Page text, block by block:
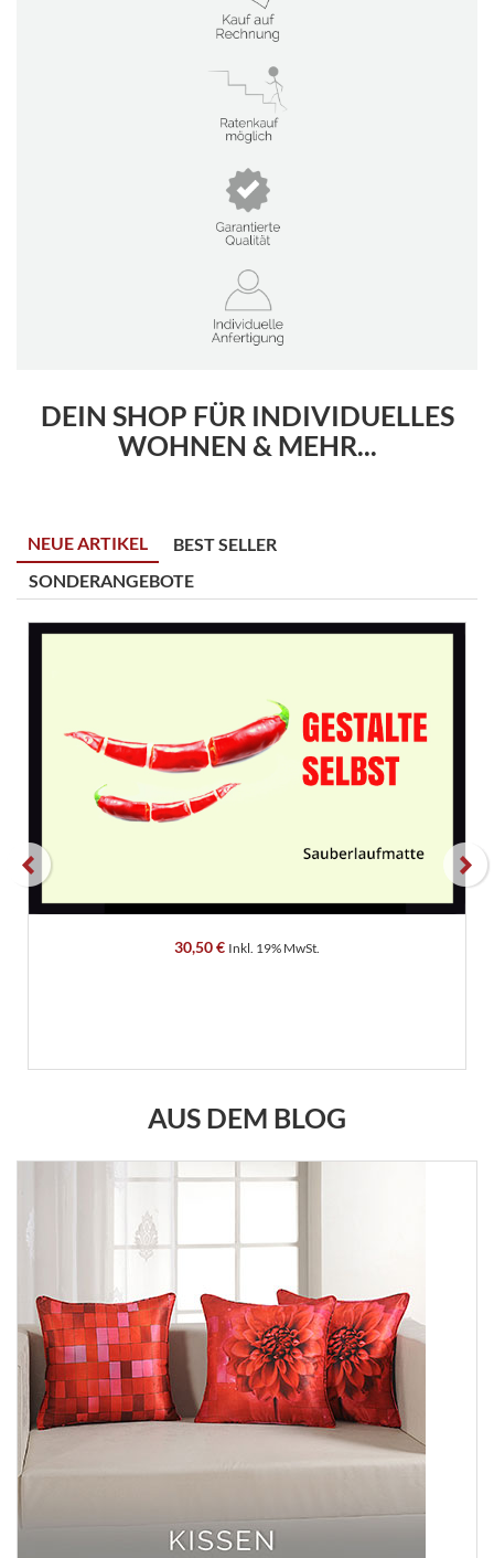
DEIN SHOP FÜR INDIVIDUELLES
WOHNEN & MEHR...
NEUE ARTIKEL
BEST SELLER
SONDERANGEBOTE
30,50€ Inkl. 19% MwSt.
prev next
AUS DEM BLOG